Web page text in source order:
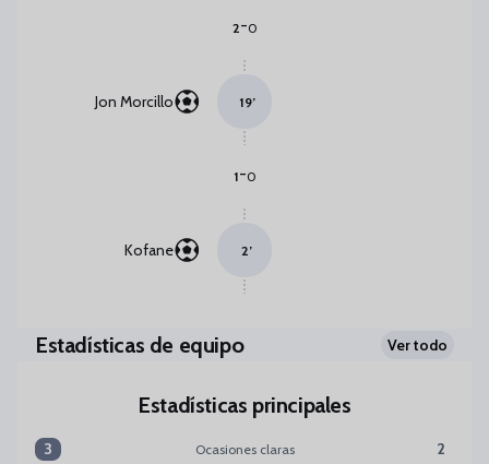
2-0
Jon Morcillo 19’
1-0
Kofane 2’
Estadísticas de equipo Ver todo
Estadísticas principales
Ocasiones claras:Albacete BP 3 versus Málaga CF 2
3 Ocasiones claras 2